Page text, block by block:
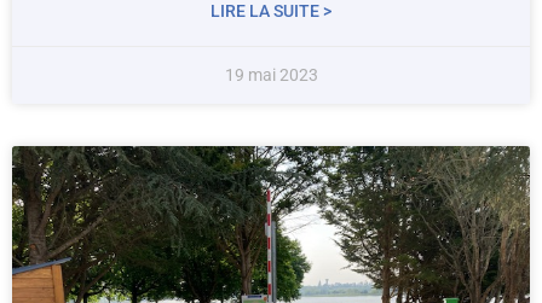
LIRE LA SUITE >
19 mai 2023